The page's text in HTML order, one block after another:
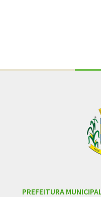
PREFEITURA